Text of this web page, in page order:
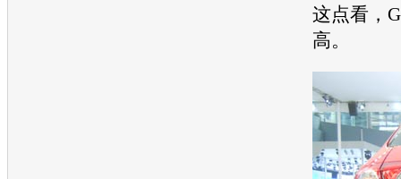
这点看，
高。